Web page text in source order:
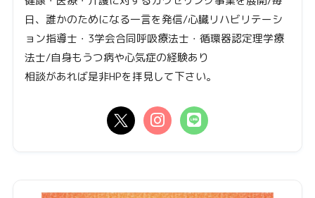
日、誰かのためになる一言を発信/心臓リハビリテーシ
ョン指導士・3学会合同呼吸療法士・循環器認定理学療
法士/自身もうつ病や心気症の経験あり
相談があれば是非HPを拝見して下さい。